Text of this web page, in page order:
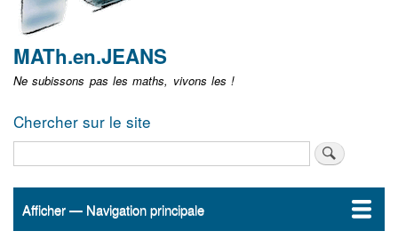
MATh.en.JEANS
Ne subissons pas les maths, vivons les !
Chercher sur le site
Navigation
Afficher — Navigation principale